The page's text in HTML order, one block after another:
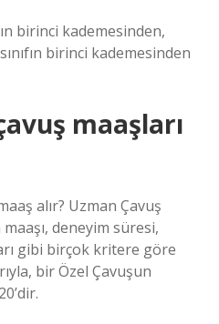
birinci kademesinden,
birinci kademesinden
maaşları
alır? Uzman Çavuş
deneyim süresi,
gibi birçok kritere göre
bir Özel Çavuşun